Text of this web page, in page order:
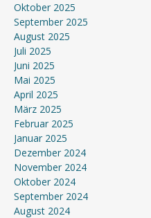
Oktober 2025
September 2025
August 2025
Juli 2025
Juni 2025
Mai 2025
April 2025
März 2025
Februar 2025
Januar 2025
Dezember 2024
November 2024
Oktober 2024
September 2024
August 2024